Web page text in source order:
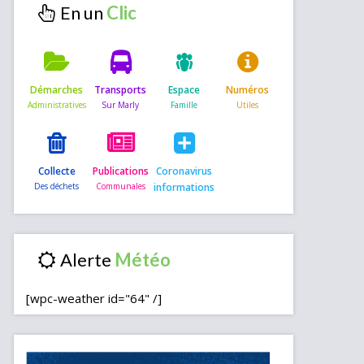
En un
Démarches Transports Espace Numéros
Collecte Publications Coronavirus
informations
Alerte
[wpc-weather id="64" /]